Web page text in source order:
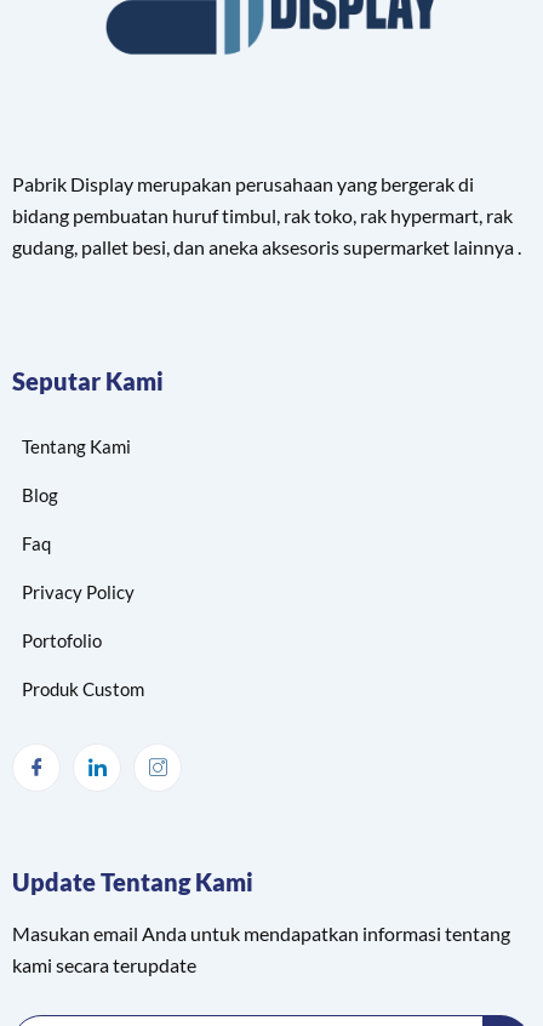
Pabrik Display merupakan perusahaan yang bergerak di
bidang pembuatan huruf timbul, rak toko, rak hypermart, rak
gudang, pallet besi, dan aneka aksesoris supermarket lainnya .
Seputar Kami
Tentang Kami
Blog
Faq
Privacy Policy
Portofolio
Produk Custom
Update Tentang Kami
Masukan email Anda untuk mendapatkan informasi tentang
kami secara terupdate